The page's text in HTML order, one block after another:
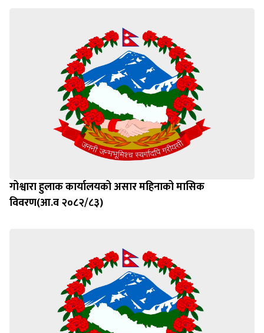
गोश्वारा हुलाक कार्यालयको असार महिनाको मासिक
विवरण(आ.व २०८२/८३)